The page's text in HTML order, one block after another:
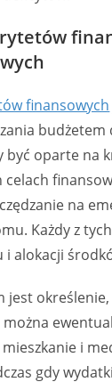
finansowych
budżetem
być oparte na
na
Każdy z
alokacji
jest
mieszkanie i
gdy